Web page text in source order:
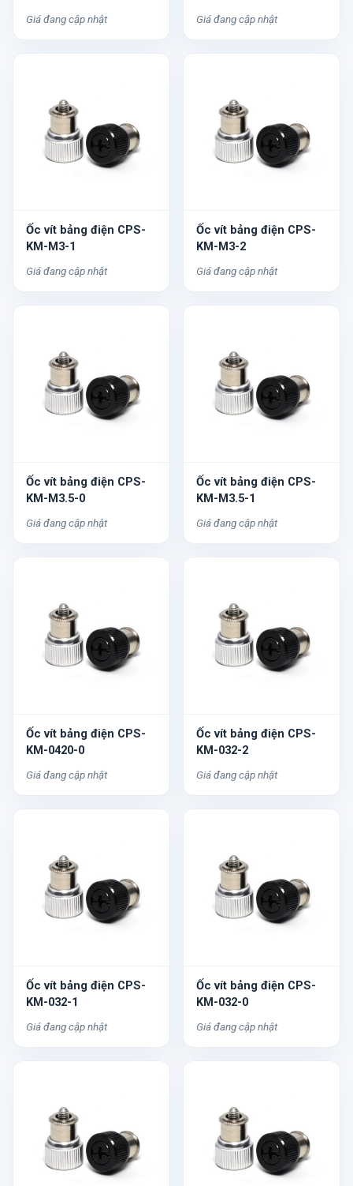
Giá đang cập nhật Giá đang cập nhật
Ốc vít bảng điện CPS-
KM-M3-1
Giá đang cập nhật
Ốc vít bảng điện CPS-
KM-M3-2
Giá đang cập nhật
Ốc vít bảng điện CPS-
KM-M3.5-0
Giá đang cập nhật
Ốc vít bảng điện CPS-
KM-M3.5-1
Giá đang cập nhật
Ốc vít bảng điện CPS-
KM-0420-0
Giá đang cập nhật
Ốc vít bảng điện CPS-
KM-032-2
Giá đang cập nhật
Ốc vít bảng điện CPS-
KM-032-1
Giá đang cập nhật
Ốc vít bảng điện CPS-
KM-032-0
Giá đang cập nhật